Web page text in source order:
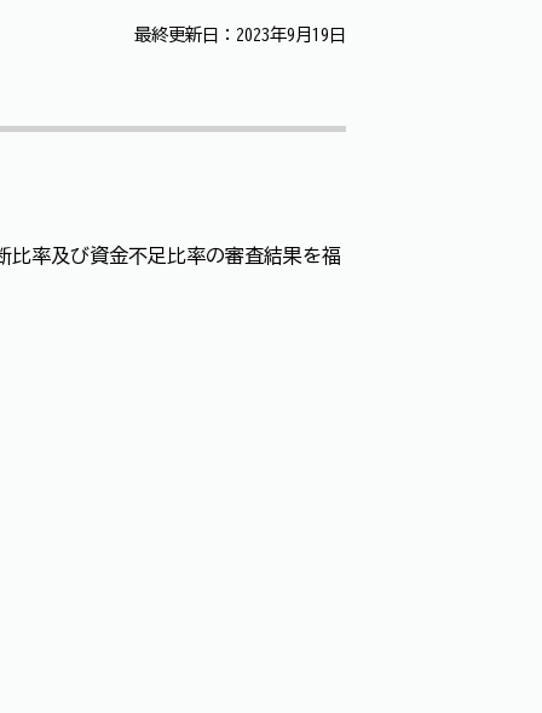
最終更新日：2023年9月19日
比率及び資金不足比率の審査結果を福